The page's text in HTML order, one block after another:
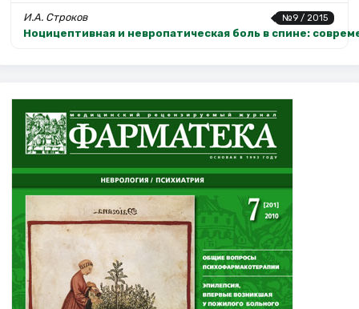
№9 / 2015
И.А. Строков
Ноцицептивная и невропатическая боль в спине: